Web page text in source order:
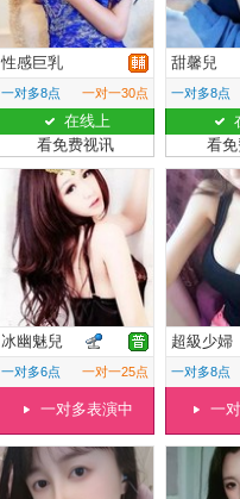
性感巨乳
一对多8点 一对一30点
在线上
看免费视讯
甜馨兒
一对多8点
看
冰幽魅兒
一对多6点 一对一25点
一对多表演中
超級少婦
一对多8点
一